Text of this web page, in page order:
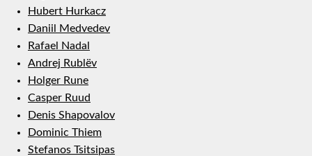
Hubert Hurkacz
Daniil Medvedev
Rafael Nadal
Andrej Rublëv
Holger Rune
Casper Ruud
Denis Shapovalov
Dominic Thiem
Stefanos Tsitsipas